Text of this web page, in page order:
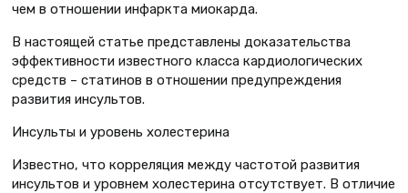
чем в отношении инфаркта миокарда.
В настоящей статье представлены доказательства
эффективности известного класса кардиологических
средств – статинов в отношении предупреждения
развития инсультов.
Инсульты и уровень холестерина
Известно, что корреляция между частотой развития
инсультов и уровнем холестерина отсутствует. В отличие